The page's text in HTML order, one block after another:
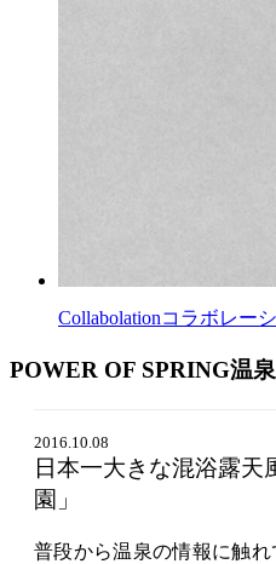
Collabolationコラボレー
POWER OF SPRING温
2016.10.08
日本一大きな混浴露天
園」
普段から温泉の情報に触